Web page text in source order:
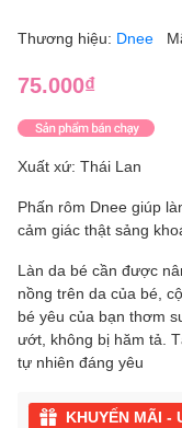
Thương hiệu: Dnee
75.000₫
Xuất xứ: Thái Lan
Phấn rôm Dnee giúp
cảm giác thật sảng
Làn da bé cần được
nồng trên da của bé,
bé yêu của bạn thơm
ướt, không bị hăm tả.
tự nhiên đáng yêu
KHUYẾN MÃI -